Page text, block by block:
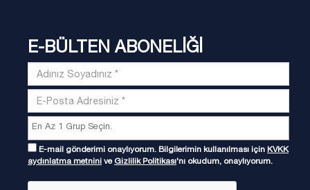
E-BÜLTEN ABONELİĞİ
E-mail gönderimi onaylıyorum. Bilgilerimin kullanılması için KVKK
aydınlatma metnini ve Gizlilik Politikası'nı okudum, onaylıyorum.